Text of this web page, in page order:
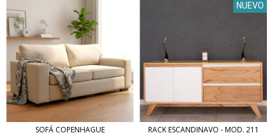
SOFÁ COPENHAGUE
NUEVO
RACK ESCANDINAVO - MOD. 211